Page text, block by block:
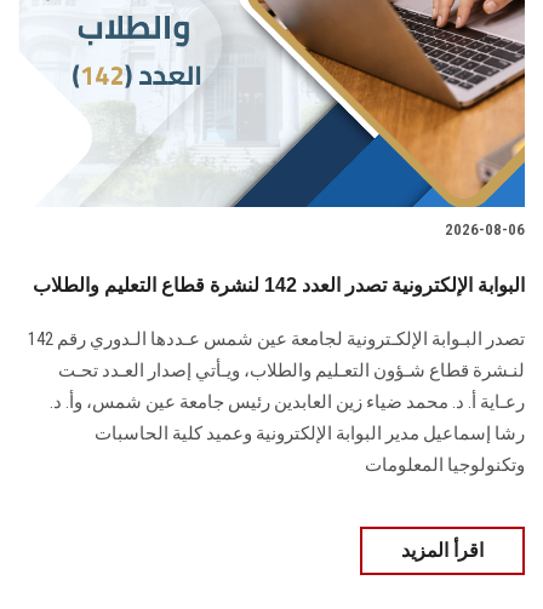
2026-08-06
البوابة الإلكترونية تصدر العدد 142 لنشرة قطاع التعليم والطلاب
تصدر البـوابة الإلكـترونية لجامعة عين شمس عـددها الـدوري رقم 142
لنـشرة قطاع شـؤون التعـليم ‏والطلاب‎، ويـأتي إصدار العـدد تحـت
رعـاية أ. د. محمد ضياء زين العابدين رئيس جامعة عين شمس، وأ. د.
‏رشا إسماعيل مدير البوابة الإلكترونية وعميد كلية الحاسبات
وتكنولوجيا المعلومات
اقرأ المزيد